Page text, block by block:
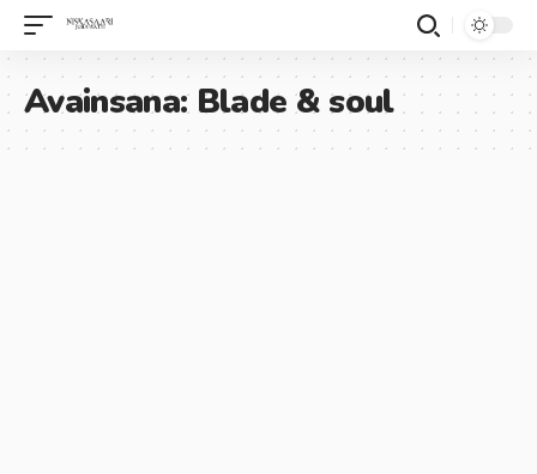
Avainsana: Blade & soul